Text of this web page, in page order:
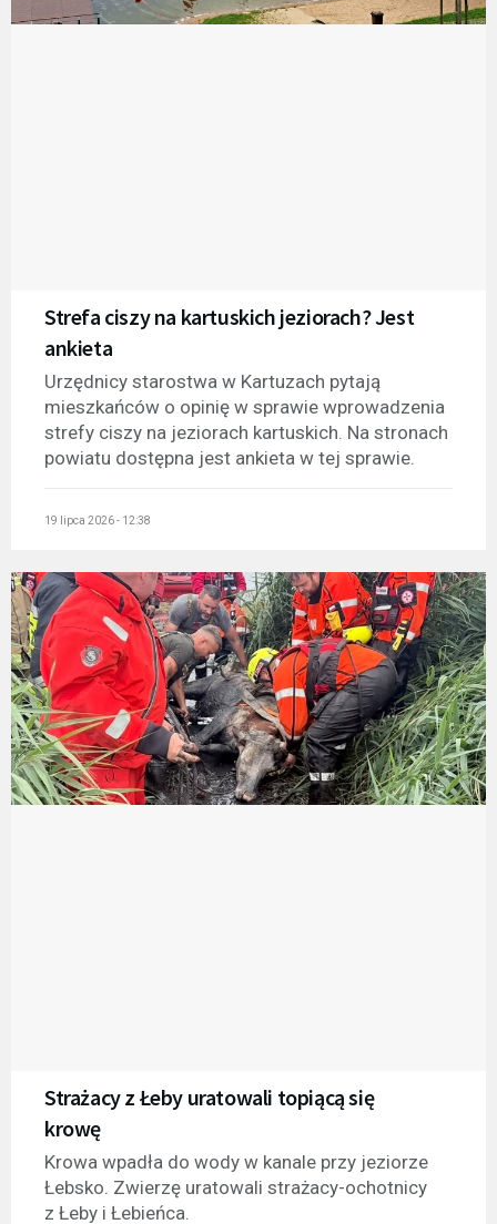
Strefa ciszy na kartuskich jeziorach? Jest
ankieta
Urzędnicy starostwa w Kartuzach pytają
mieszkańców o opinię w sprawie wprowadzenia
strefy ciszy na jeziorach kartuskich. Na stronach
powiatu dostępna jest ankieta w tej sprawie.
19 lipca 2026 - 12:38
Strażacy z Łeby uratowali topiącą się
krowę
Krowa wpadła do wody w kanale przy jeziorze
Łebsko. Zwierzę uratowali strażacy-ochotnicy
z Łeby i Łebieńca.